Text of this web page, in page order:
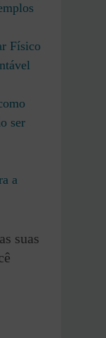
Físico
ser
a
suas